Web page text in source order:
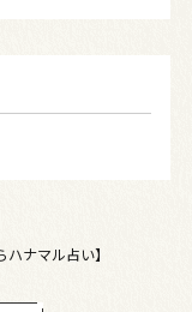
ナマル占い】